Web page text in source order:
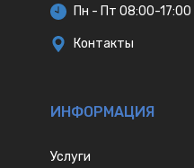
Пн - Пт 08:00-17:00
Контакты
ИНФОРМАЦИЯ
Услуги